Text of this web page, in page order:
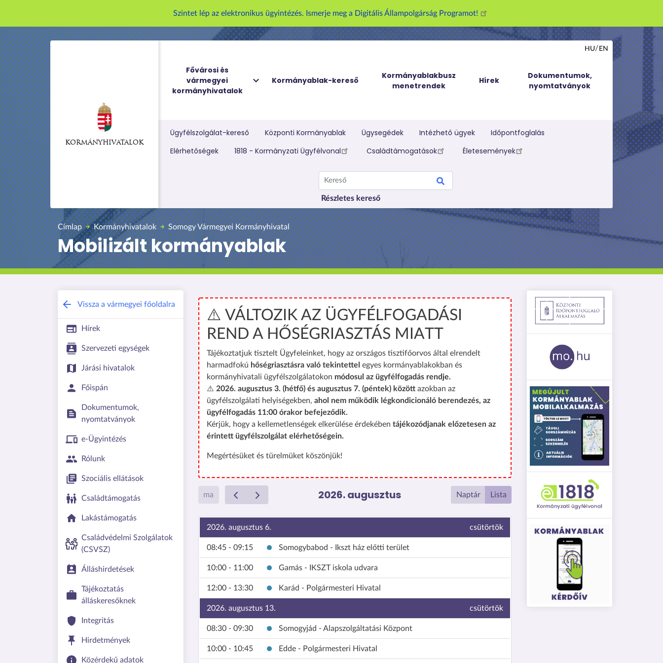
r
t
a
o
r
a
Szintet lép az elektronikus ügyintézés. Ismerje meg a Digitális Állampolgárság Programot!
KORMÁNYHIVATALOK
Fővárosi és
vármegyei
kormányhivatalok
Kormányablak-kereső
Kormányablakbusz
menetrendek
Hírek
Dokumentumok,
nyomtatványok
HU EN
Kereső melletti menü
Ügyfélszolgálat-kereső Központi Kormányablak Ügysegédek Intézhető ügyek
Időpontfoglalás
Elérhetőségek
1818 - Kormányzati Ügyfélvonal Családtámogatások Életesemények
Kereső
Részletes kereső
Címlap Kormányhivatalok Somogy Vármegyei Kormányhivatal
Mobilizált kormányablak
Vissza a vármegyei főoldalra
Hírek
Szervezeti egységek
Járási hivatalok
Főispán
Dokumentumok,
nyomtatványok
e-Ügyintézés
Rólunk
Szociális ellátások
Családtámogatás
Lakástámogatás
Családvédelmi Szolgálatok
(CSVSZ)
Álláshirdetések
Tájékoztatás
álláskeresőknek
Integritás
Hirdetmények
Közérdekű adatok
⚠️ VÁLTOZIK AZ ÜGYFÉLFOGADÁSI
REND A HŐSÉGRIASZTÁS MIATT
Tájékoztatjuk tisztelt Ügyfeleinket, hogy az országos tisztifőorvos által elrendelt
harmadfokú hőségriasztásra való tekintettel egyes kormányablakokban és
kormányhivatali ügyfélszolgálatokon módosul az ügyfélfogadás rendje.
⚠️ 2026. augusztus 3. (hétfő) és augusztus 7. (péntek) között azokban az
ügyfélszolgálati helyiségekben, ahol nem működik légkondicionáló berendezés, az
ügyfélfogadás 11:00 órakor befejeződik.
Kérjük, hogy a kellemetlenségek elkerülése érdekében tájékozódjanak előzetesen az
érintett ügyfélszolgálat elérhetőségein.
Megértésüket és türelmüket köszönjük!
ma 2026. augusztus Naptár Lista
2026. augusztus 6. csütörtök
08:45 - 09:15 Somogybabod - Ikszt ház előtti terület
10:00 - 11:00 Gamás - IKSZT iskola udvara
12:00 - 13:30 Karád - Polgármesteri Hivatal
2026. augusztus 13. csütörtök
08:30 - 09:30 Somogyjád - Alapszolgáltatási Központ
10:00 - 10:45 Edde - Polgármesteri Hivatal